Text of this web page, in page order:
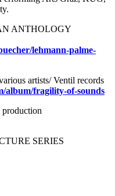
ANTHOLOGY
lehmann-palme-
artists/ Ventil records
album/fragility-of-sounds
SERIES